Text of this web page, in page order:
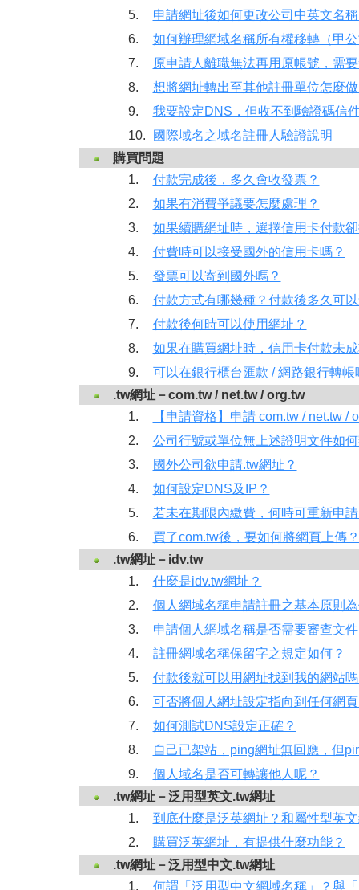
5.
申請網址後如何更改公司中英文名
6.
如何辦理網域名稱所有權移轉（甲
7.
原申請人離職無法再用原帳號，需
8.
想將網址轉出至其他註冊單位怎麼
9.
我要設定DNS，但收不到驗證碼信
10.
國際域名之域名註冊人驗證說明
購買問題
1.
付款完成後，多久會收發票？
2.
如果有消費爭議要怎麼處理？
3.
如果續購網址時，選擇信用卡付款
4.
付費時可以接受國外的信用卡嗎？
5.
發票可以寄到國外嗎？
6.
付款方式有哪幾種？付款後多久可
7.
付款後何時可以使用網址？
8.
如果在購買網址時，信用卡付款未
9.
可以在銀行櫃台匯款 / 網路銀行轉帳
.tw網址－com.tw / net.tw / org.tw
1.
【申請資格】申請 com.tw / net.tw /
2.
公司行號或單位無上述證明文件如
3.
國外公司欲申請.tw網址？
4.
如何設定DNS及IP？
5.
若未在期限內繳費，何時可重新申
6.
買了com.tw後，要如何將網頁上傳？
.tw網址－idv.tw
1.
什麼是idv.tw網址？
2.
個人網域名稱申請註冊之基本原則
3.
申請個人網域名稱是否需要審查文
4.
註冊網域名稱保留字之規定如何？
5.
付款後就可以用網址找到我的網站
6.
可否將個人網址設定指向到任何網
7.
如何測試DNS設定正確？
8.
自己已架站，ping網址無回應，但
9.
個人域名是否可轉讓他人呢？
.tw網址－泛用型英文.tw網址
1.
到底什麼是泛英網址？和屬性型英
2.
購買泛英網址，有提供什麼功能？
.tw網址－泛用型中文.tw網址
1.
何謂「泛用型中文網域名稱」？與